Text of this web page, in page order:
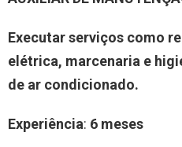
Executar serviços como
elétrica, marcenaria e
de ar condicionado.
Experiência: 6 meses